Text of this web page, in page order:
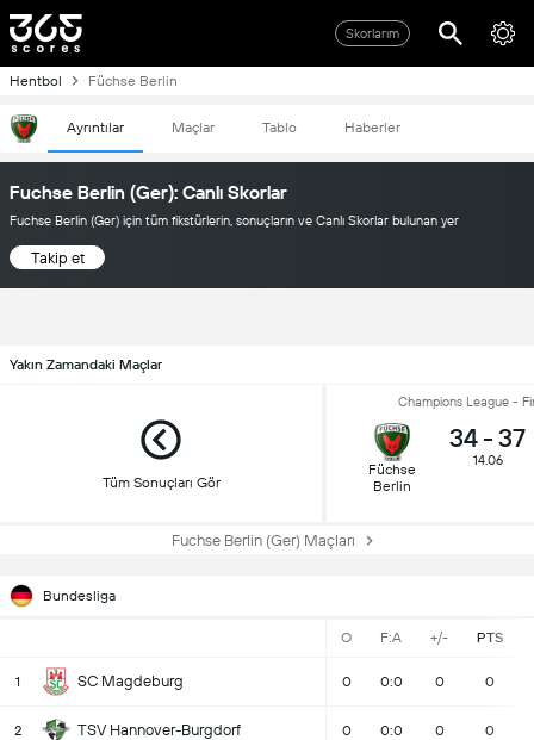
Skorlarım
Hentbol Füchse Berlin
Ayrıntılar Maçlar Tablo Haberler
Fuchse Berlin (Ger): Canlı Skorlar
Fuchse Berlin (Ger) için tüm fikstürlerin, sonuçların ve Canlı Skorlar bulunan yer
Takip et
Yakın Zamandaki Maçlar
Tüm Sonuçları Gör
Champions League -
Füchse
Berlin
34- 37
14.06
Fuchse Berlin (Ger) Maçları
Bundesliga
O F:A +/- PTS
1 SC Magdeburg 0 0:0 0 0
2 TSV Hannover-Burgdorf 0 0:0 0 0